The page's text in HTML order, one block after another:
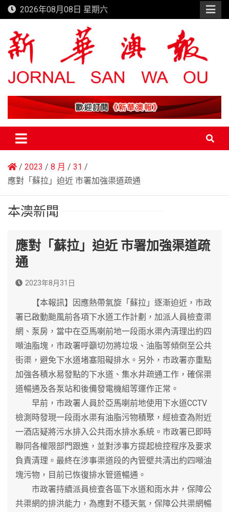
Skip
to
content
2026年08月08日 星期六
新華澳報
2023 8 月
31
應對「蘇拉」迫近 市署加強渠道疏通
本澳新聞
應對「蘇拉」迫近 市署加強渠道疏
通
2023年8月31日
【本報訊】因應熱帶氣旋「蘇拉」逐漸迫近，市政
署已啟動颱風前各項下水道工作計劃，加派人員檢查渠
網、泵房，當中在亞馬喇前地一段雨水渠內清理出約四
噸油脂塊，市政署呼籲切勿將垃圾、油脂等傾倒至公共
街渠，避免下水道堵塞阻礙排水。另外，市政署亦重點
加強各積水易發點的下水道、集水井疏通工作，確保渠
道暢通及各泵站和後備發電機組等運作正常。
早前，市政署人員於亞馬喇前地使用下水道CCTV
檢測時發現一段雨水渠有油脂污物積聚，經檢查為附近
一酒店疑將污水排入公共雨水排水系統。市政署已即時
聯同各權限部門跟進，並對涉事方提起檢控程序及要求
負責清理。最終在涉事渠道段的內管壁共清出約四噸油
塊污物，目前已恢復排水管道暢通。
市政署持續派員檢查各區下水道和雨水井，保障公
共渠網的排洪能力，為應對不穩天氣，保障公共渠網暢